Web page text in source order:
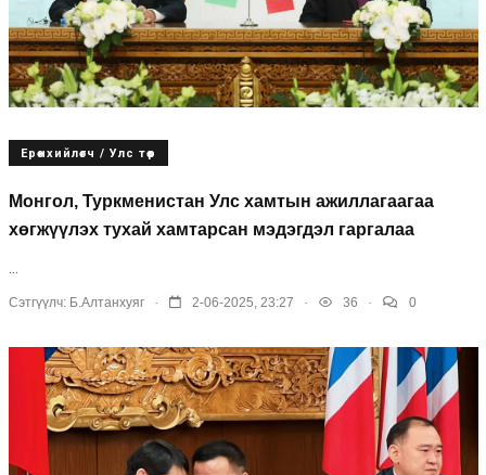
Ерөнхийлөгч / Улс төр
Монгол, Туркменистан Улс хамтын ажиллагаагаа
хөгжүүлэх тухай хамтарсан мэдэгдэл гаргалаа
Сэтгүүлч: Б.Алтанхуяг . 2-06-2025, 23:27 . 36 . 0